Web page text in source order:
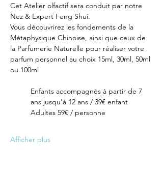
Cet Atelier olfactif sera conduit par notre
Nez & Expert Feng Shui.
Vous découvrirez les fondements de la
Métaphysique Chinoise, ainsi que ceux de
la Parfumerie Naturelle pour réaliser votre
parfum personnel au choix 15ml, 30ml, 50ml
ou 100ml
Enfants accompagnés à partir de 7
ans jusqu'à 12 ans / 39€ enfant
Adultes 59€ / personne
Afficher plus